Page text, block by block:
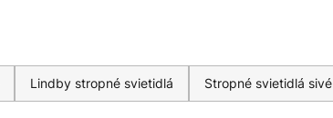
Lindby stropné svietidlá Stropné svietidlá sivé